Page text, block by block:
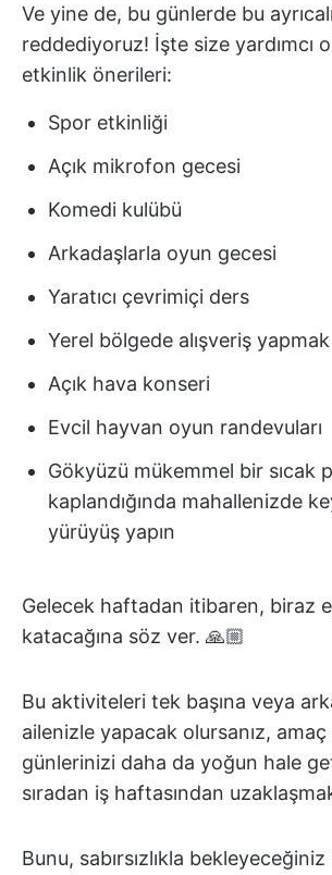
Ve yine de, bu günlerde bu
reddediyoruz! İşte size yardımcı
etkinlik önerileri:
Spor etkinliği
Açık mikrofon gecesi
Komedi kulübü
Arkadaşlarla oyun gecesi
Yaratıcı çevrimiçi ders
Yerel bölgede alışveriş yapmak
Açık hava konseri
Evcil hayvan oyun randevuları
Gökyüzü mükemmel bir sıcak
kaplandığında mahallenizde
yürüyüş yapın
Gelecek haftadan itibaren, biraz
katacağına söz ver. 🙏🏼
Bu aktiviteleri tek başına veya
ailenizle yapacak olursanız,
günlerinizi daha da yoğun hale
sıradan iş haftasından
Bunu, sabırsızlıkla